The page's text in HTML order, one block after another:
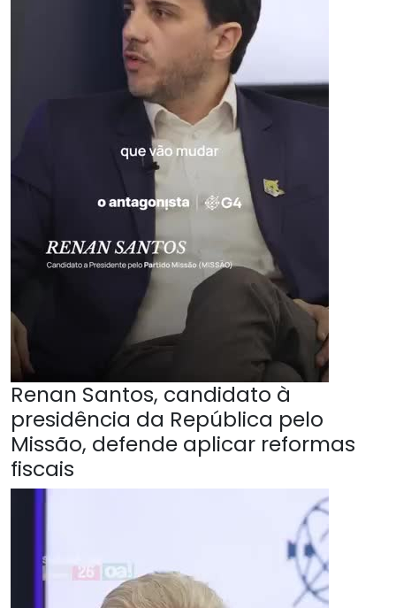
Renan Santos, candidato à
presidência da República pelo
Missão, defende aplicar reformas
fiscais